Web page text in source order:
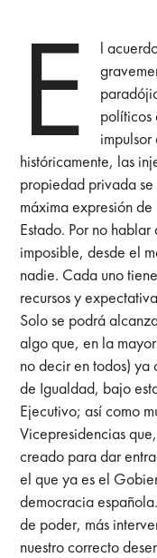
E
l
políticos
históricamente, las
propiedad privada
máxima expresión
Estado. Por no
imposible, desde el
nadie. Cada uno
recursos y
Solo se podrá
algo que, en la
no decir en todos)
de Igualdad, bajo
Ejecutivo; así como
Vicepresidencias
creado para dar
el que ya es el
democracia
de poder, más
nuestro correcto